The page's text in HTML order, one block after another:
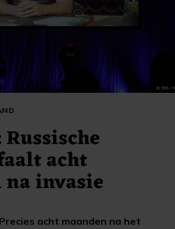
acht
invasie
acht maanden na het